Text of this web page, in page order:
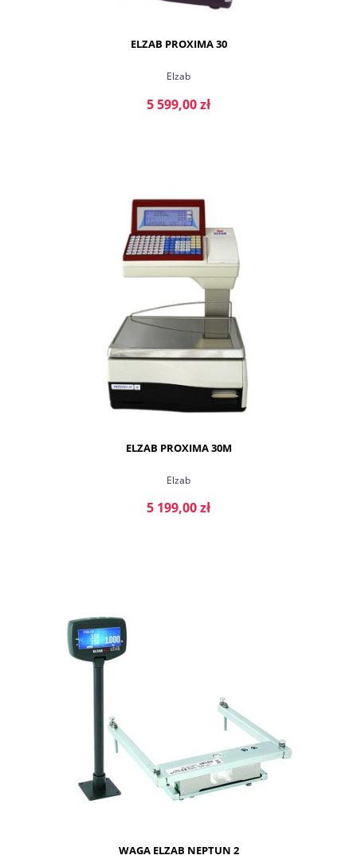
ELZAB PROXIMA 30
Elzab
5 599,00 zł
DO KOSZYKA
ELZAB PROXIMA 30M
Elzab
5 199,00 zł
WAGA ELZAB NEPTUN 2